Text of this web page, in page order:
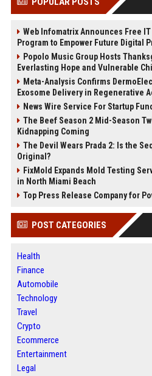
Web Infomatrix Announces Free
Program to Empower Future Digital
Popolo Music Group Hosts
Everlasting Hope and Vulnerable
Meta-Analysis Confirms
Exosome Delivery in Regenerative
News Wire Service For Startup
The Beef Season 2 Mid-Season
Kidnapping Coming
The Devil Wears Prada 2: Is the
Original?
FixMold Expands Mold Testing
in North Miami Beach
Top Press Release Company for
POST CATEGORIES
Health
Finance
Automobile
Technology
Travel
Crypto
Ecommerce
Entertainment
Legal